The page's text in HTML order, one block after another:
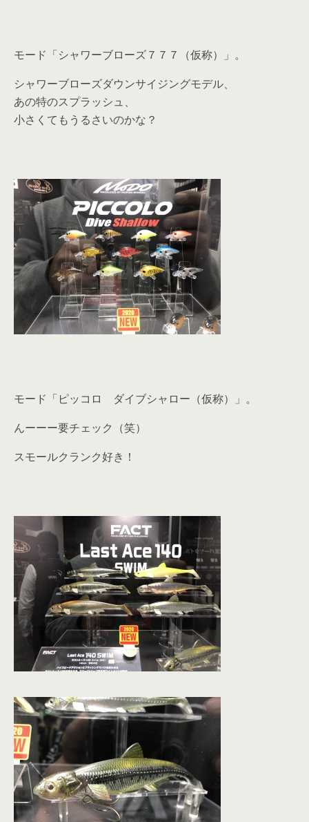
モード「シャワーブローズ７７７（仮称）」。
シャワーブローズダウンサイジングモデル、
あの特のスプラッシュ、
小さくてもうるさいのかな？
モード「ピッコロ ダイブシャロー（仮称）」。
んーーー要チェック（笑）
スモールクランク好き！